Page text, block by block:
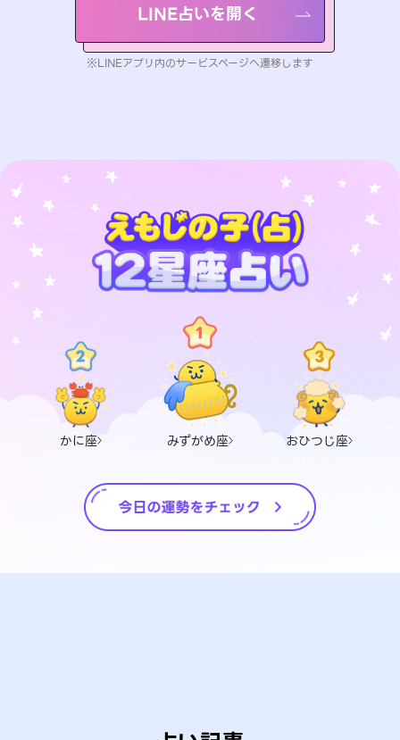
LINE占いを開く
※LINEアプリ内のサービスページへ遷移します
かに座 みずがめ座 おひつじ座